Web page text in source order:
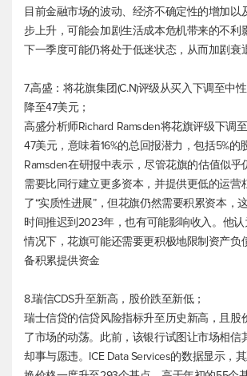
目前金融市场的波动、经济不确定性的增加以
步上升，可能会加剧生活成本危机带来的不利
下一季度可能仍将处于低迷状态，从而加剧衰
7.高盛：将花旗集团(C.N)评级从买入下调至中
降至47美元；
高盛分析师Richard Ramsden将花旗评级下调
47美元，意味着16%的总回报潜力，包括5%的
Ramsden在研报中表示，尽管花旗的估值似乎
需要比同行建立更多资本，并提供更低的运营
了“实质性进展”，但花旗仍然需要积累资本，
时间推迟到2023年，也有可能影响收入。他
情况下，花旗可能还需要更积极地限制资产负
备积累提供资金
8.瑞信CDS升至新高，股价跌至新低；
瑞士信贷的信贷风险指标升至历史新高，且股
了市场的动荡。此前，该银行试图让市场相信
却事与愿违。ICE Data Services的数据显示，